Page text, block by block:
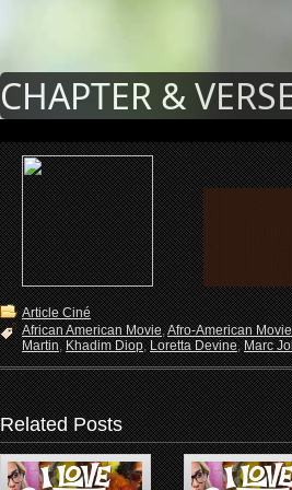
CHAPTER &
Article Ciné
African American Movie,Afro-American Movie
Martin,Khadim Diop,Loretta Devine,Marc
Related Posts